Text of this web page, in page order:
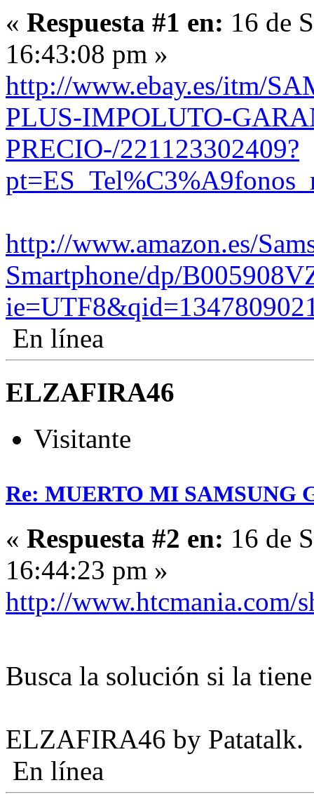
« Respuesta #1 en: 16 de
16:43:08 pm »
http://www.ebay.es/itm/
PLUS-IMPOLUTO-
PRECIO-/221123302409?
http://www.amazon.es/
Smartphone/dp/
En línea
ELZAFIRA46
Visitante
Re: MUERTO MI SAMSUNG
« Respuesta #2 en: 16 de
16:44:23 pm »
http://www.htcmania.com/
Busca la solución si la
ELZAFIRA46 by Patatalk.
En línea